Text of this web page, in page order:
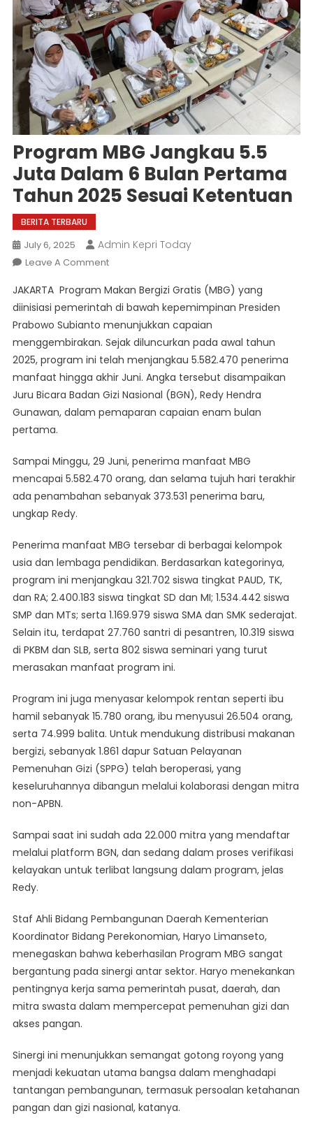
Program MBG Jangkau 5.5
Juta Dalam 6 Bulan Pertama
Tahun 2025 Sesuai Ketentuan
BERITA TERBARU
July 6, 2025 Admin Kepri Today
Leave A CommentOn
MBG
Jangkau
5.5
Juta
Dalam
6
Bulan
Tahun
Sesuai
Ketentuan
JAKARTA  Program Makan Bergizi Gratis (MBG) yang
diinisiasi pemerintah di bawah kepemimpinan Presiden
Prabowo Subianto menunjukkan capaian
menggembirakan. Sejak diluncurkan pada awal tahun
2025, program ini telah menjangkau 5.582.470 penerima
manfaat hingga akhir Juni. Angka tersebut disampaikan
Juru Bicara Badan Gizi Nasional (BGN), Redy Hendra
Gunawan, dalam pemaparan capaian enam bulan
pertama.
Sampai Minggu, 29 Juni, penerima manfaat MBG
mencapai 5.582.470 orang, dan selama tujuh hari terakhir
ada penambahan sebanyak 373.531 penerima baru,
ungkap Redy.
Penerima manfaat MBG tersebar di berbagai kelompok
usia dan lembaga pendidikan. Berdasarkan kategorinya,
program ini menjangkau 321.702 siswa tingkat PAUD, TK,
dan RA; 2.400.183 siswa tingkat SD dan MI; 1.534.442 siswa
SMP dan MTs; serta 1.169.979 siswa SMA dan SMK sederajat.
Selain itu, terdapat 27.760 santri di pesantren, 10.319 siswa
di PKBM dan SLB, serta 802 siswa seminari yang turut
merasakan manfaat program ini.
Program ini juga menyasar kelompok rentan seperti ibu
hamil sebanyak 15.780 orang, ibu menyusui 26.504 orang,
serta 74.999 balita. Untuk mendukung distribusi makanan
bergizi, sebanyak 1.861 dapur Satuan Pelayanan
Pemenuhan Gizi (SPPG) telah beroperasi, yang
keseluruhannya dibangun melalui kolaborasi dengan mitra
non-APBN.
Sampai saat ini sudah ada 22.000 mitra yang mendaftar
melalui platform BGN, dan sedang dalam proses verifikasi
kelayakan untuk terlibat langsung dalam program, jelas
Redy.
Staf Ahli Bidang Pembangunan Daerah Kementerian
Koordinator Bidang Perekonomian, Haryo Limanseto,
menegaskan bahwa keberhasilan Program MBG sangat
bergantung pada sinergi antar sektor. Haryo menekankan
pentingnya kerja sama pemerintah pusat, daerah, dan
mitra swasta dalam mempercepat pemenuhan gizi dan
akses pangan.
Sinergi ini menunjukkan semangat gotong royong yang
menjadi kekuatan utama bangsa dalam menghadapi
tantangan pembangunan, termasuk persoalan ketahanan
pangan dan gizi nasional, katanya.